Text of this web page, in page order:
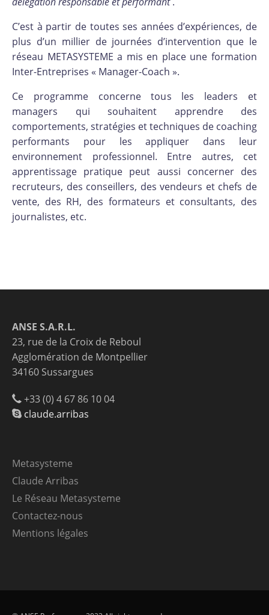
C’est à partir de toutes ses années d’expériences, de
plus d’un millier de journées d’intervention que le
réseau METASYSTEME a mis en place une formation
Inter-Entreprises « Manager-Coach ».
Ce programme concerne tous les leaders et
managers qui souhaitent apprendre des
comportements, stratégies et techniques de coaching
performants pour les appliquer dans leur
environnement professionnel. Entre autres, cet
apprentissage pratique peut aussi concerner des
recruteurs, des conseillers, des vendeurs et chefs de
vente, des RH, des formateurs et consultants, des
journalistes, etc.
ANSE S.A.R.L.
23, rue de la Croix de Reboul
Agglomération de Montpellier
34160 Sussargues
+33 (0) 4 67 86 10 04
claude.arribas
Metasysteme
Claude Arribas
Le Réseau Metasysteme
Contactez-nous
Mentions légales